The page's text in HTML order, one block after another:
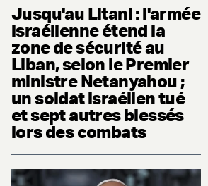
Jusqu'au Litani : l'armée
israélienne étend la
zone de sécurité au
Liban, selon le Premier
ministre Netanyahou ;
un soldat israélien tué
et sept autres blessés
lors des combats